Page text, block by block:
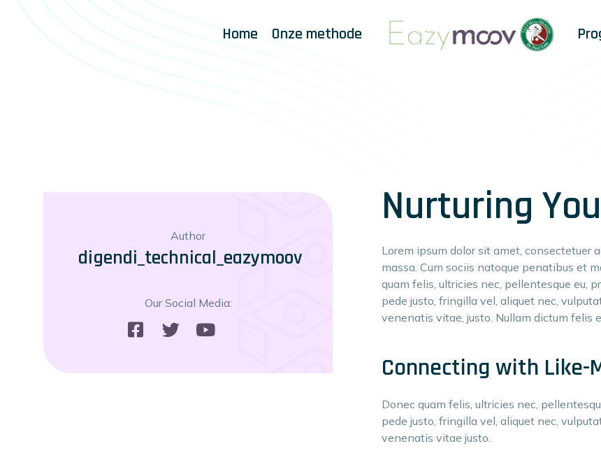
Home Onze methode
Author
digendi_technical_eazymoov
Our Social Media:
Nurturing
Lorem ipsum dolor sit amet, consectetuer
massa. Cum sociis natoque penatibus et
quam felis, ultricies nec, pellentesque eu,
pede justo, fringilla vel, aliquet nec,
venenatis vitae, justo. Nullam dictum felis
Connecting with Like-
Donec quam felis, ultricies nec,
pede justo, fringilla vel, aliquet nec,
venenatis vitae justo.